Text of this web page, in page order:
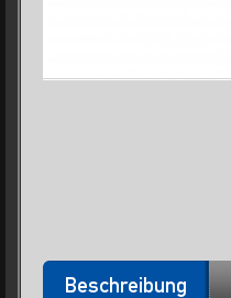
Beschreibung